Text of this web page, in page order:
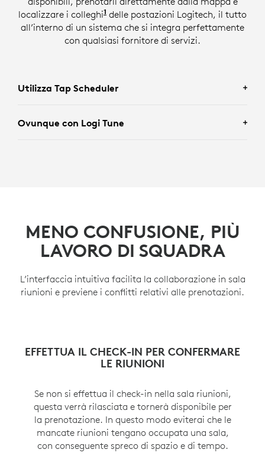
localizzare i colleghi1 Richiede la Prenotazione
delle postazioni Logitech, il tutto
all’interno di un sistema che si integra perfettamente
con qualsiasi fornitore di servizi.
Utilizza Tap Scheduler
Ovunque con Logi Tune
ULTERIORI INFORMAZIONI SU LOGITECH TUNE
EFFETTUA IL CHECK-IN PER CONFERMARE
LE RIUNIONI
Se non si effettua il check-in nella sala riunioni,
questa verrà rilasciata e tornerà disponibile per
la prenotazione. In questo modo eviterai che le
mancate riunioni tengano occupata una sala,
con conseguente spreco di spazio e di tempo.
PERSONALIZZA GLI SFONDI
adattarlo al tuo stile.
VISUALIZZA LE RIUNIONI IN PROGRAMMA
la successiva fascia oraria disponibile per una
determinata stanza è semplicissimo.
PROLUNGA O TERMINA PRIMA LE RIUNIONI
prima del previsto, i dipendenti possono
apportare modifiche direttamente in Tap
Scheduler.
MENO CONFUSIONE, PIÙ
LAVORO DI SQUADRA
L’interfaccia intuitiva facilita la collaborazione in sala
riunioni e previene i conflitti relativi alle prenotazioni.